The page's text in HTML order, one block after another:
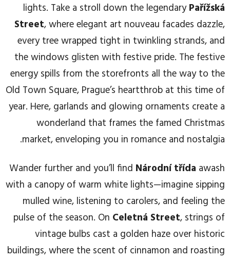
lights. Take a stroll down the legendaryPařížská
Street, where elegant art nouveau facades dazzle,
every tree wrapped tight in twinkling strands, and
the windows glisten with festive pride. The festive
energy spills from the storefronts all the way to the
Old Town Square, Prague’s heartthrob at this time of
year. Here, garlands and glowing ornaments create a
wonderland that frames the famed Christmas
market, enveloping you in romance and nostalgia.
Wander further and you’ll find Národní třída awash
with a canopy of warm white lights—imagine sipping
mulled wine, listening to carolers, and feeling the
pulse of the season. On Celetná Street, strings of
vintage bulbs cast a golden haze over historic
buildings, where the scent of cinnamon and roasting